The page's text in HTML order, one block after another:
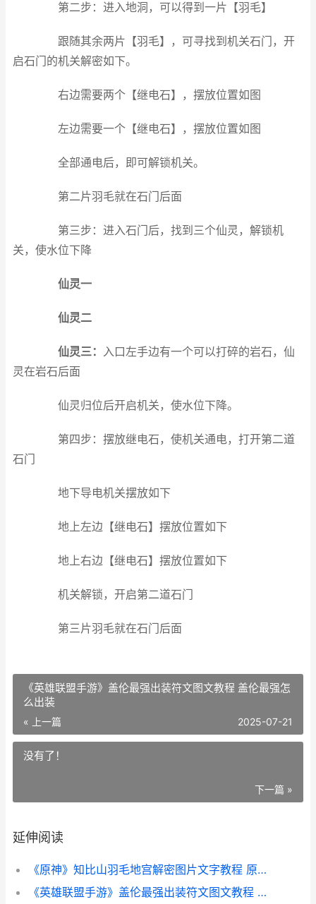
第二步：进入地洞，可以得到一片【羽毛】
跟随其余两片【羽毛】，可寻找到机关石门，开
启石门的机关解密如下。
右边需要两个【继电石】，摆放位置如图
左边需要一个【继电石】，摆放位置如图
全部通电后，即可解锁机关。
第二片羽毛就在石门后面
第三步：进入石门后，找到三个仙灵，解锁机
关，使水位下降
仙灵一
仙灵二
仙灵三：
入口左手边有一个可以打碎的岩石，仙
灵在岩石后面
仙灵归位后开启机关，使水位下降。
第四步：摆放继电石，使机关通电，打开第二道
石门
地下导电机关摆放如下
地上左边【继电石】摆放位置如下
地上右边【继电石】摆放位置如下
机关解锁，开启第二道石门
第三片羽毛就在石门后面
《英雄联盟手游》盖伦最强出装符文图文教程 盖伦最强怎
么出装
« 上一篇 2025-07-21
没有了！
下一篇 »
延伸阅读
《原神》知比山羽毛地宫解密图片文字教程 原神知比山神瞳怎么拿
《英雄联盟手游》盖伦最强出装符文图文教程 盖伦最强怎么出装